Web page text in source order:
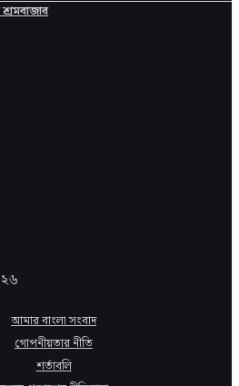
আমার বাংলা সংবাদ
গোপনীয়তার নীতি
শর্তাবলি